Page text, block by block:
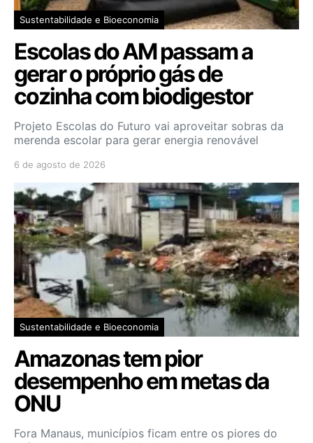
Sustentabilidade e Bioeconomia
Escolas do AM passam a
gerar o próprio gás de
cozinha com biodigestor
Projeto Escolas do Futuro vai aproveitar sobras da
merenda escolar para gerar energia renovável
6 de agosto de 2026
Sustentabilidade e Bioeconomia
Amazonas tem pior
desempenho em metas da
ONU
Fora Manaus, municípios ficam entre os piores do